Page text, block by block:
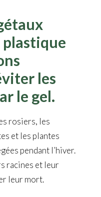
plastique
les
le gel.
rosiers, les
et les plantes
pendant l’hiver.
racines et leur
leur mort.